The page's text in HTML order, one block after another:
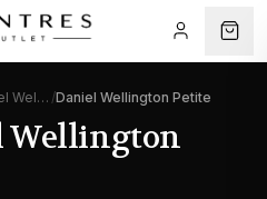
Montre Daniel Wellington femme /Daniel Wellington Petite
Wellington